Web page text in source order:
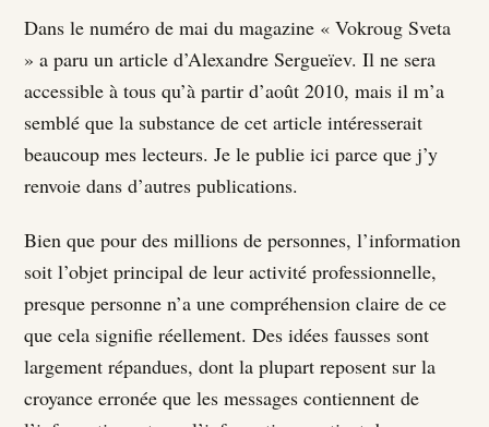
Dans le numéro de mai du magazine « Vokroug Sveta
» a paru un article d’Alexandre Sergueïev. Il ne sera
accessible à tous qu’à partir d’août 2010, mais il m’a
semblé que la substance de cet article intéresserait
beaucoup mes lecteurs. Je le publie ici parce que j’y
renvoie dans d’autres publications.
Bien que pour des millions de personnes, l’information
soit l’objet principal de leur activité professionnelle,
presque personne n’a une compréhension claire de ce
que cela signifie réellement. Des idées fausses sont
largement répandues, dont la plupart reposent sur la
croyance erronée que les messages contiennent de